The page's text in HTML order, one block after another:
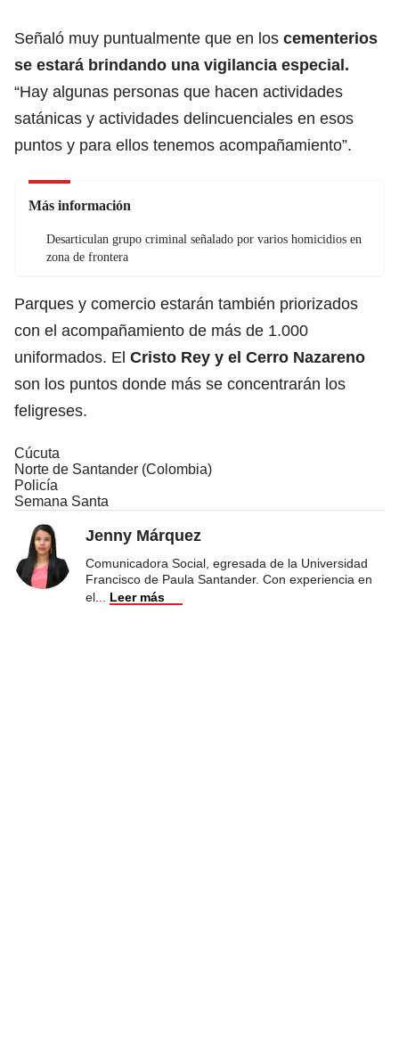
Señaló muy puntualmente que en los cementerios
se estará brindando una vigilancia especial.
“Hay algunas personas que hacen actividades
satánicas y actividades delincuenciales en esos
puntos y para ellos tenemos acompañamiento”.
Más información
Desarticulan grupo criminal señalado por varios homicidios en
zona de frontera
Parques y comercio estarán también priorizados
con el acompañamiento de más de 1.000
uniformados. El Cristo Rey y el Cerro Nazareno
son los puntos donde más se concentrarán los
feligreses.
Cúcuta
Norte de Santander (Colombia)
Policía
Semana Santa
Jenny Márquez
Comunicadora Social, egresada de la Universidad
Francisco de Paula Santander. Con experiencia en
el
Leer más